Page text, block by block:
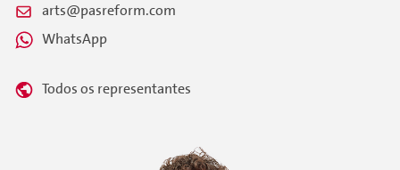
arts@pasreform.com
WhatsApp
Todos os representantes